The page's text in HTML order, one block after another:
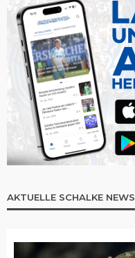
AKTUELLE SCHALKE NEWS